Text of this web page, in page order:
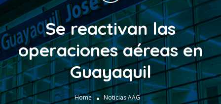
Se reactivan las
operaciones aéreas en
Guayaquil
Home
Noticias AAG